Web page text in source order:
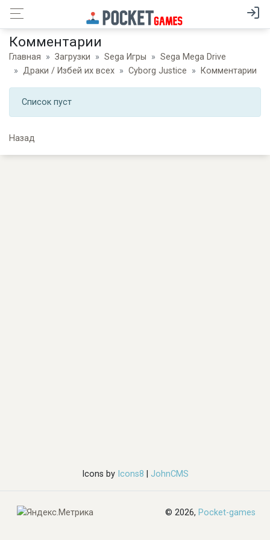
Комментарии
Главная Загрузки Sega Игры
Sega Mega Drive
Драки / Избей их всех
Cyborg Justice Комментарии
Список пуст
Назад
Icons byIcons8 JohnCMS
© 2026, Pocket-games